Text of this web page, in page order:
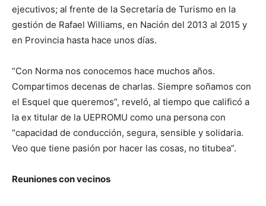
ejecutivos; al frente de la Secretaría de Turismo en la
gestión de Rafael Williams, en Nación del 2013 al 2015 y
en Provincia hasta hace unos días.
“Con Norma nos conocemos hace muchos años.
Compartimos decenas de charlas. Siempre soñamos con
el Esquel que queremos”, reveló, al tiempo que calificó a
la ex titular de la UEPROMU como una persona con
“capacidad de conducción, segura, sensible y solidaria.
Veo que tiene pasión por hacer las cosas, no titubea”.
Reuniones con vecinos